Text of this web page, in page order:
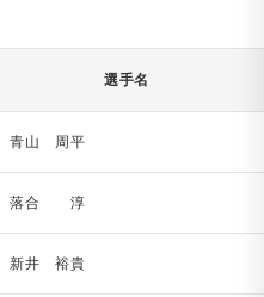
選手名
青山 周平
落合 淳
新井 裕貴